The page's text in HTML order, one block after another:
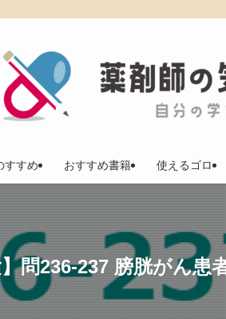
すすめ おすすめ書籍 使えるゴロ
問236-237 膀胱がん